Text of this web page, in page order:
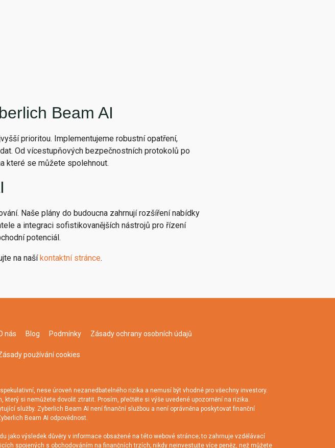
Beam AI
prioritou. Implementujeme robustní opatření,
Od vícestupňových bezpečnostních protokolů po
které se můžete spolehnout.
Naše plány do budoucna zahrnují rozšíření nabídky
a integraci sofistikovanějších nástrojů pro řízení
potenciál.
na našíkontaktní stránce.
nás Blog Podmínky Zásady ochrany osobních údajů
používání cookies
nese úroveň nezanedbatelného rizika a nemusí být vhodné pro všechny investory.
si nemůžete dovolit ztratit. Prosím, přečtěte si výše uvedené upozornění na rizika.
služby. Zyberlich Beam AI není finanční službou a není oprávněna poskytovat finanční
Beam AI odpovědnost.
jako výsledek důvěry v informace obsažené na této webové stránce; to zahrnuje vzdělávací
spojených s obchodováním na finančních trzích; nikdy neinvestujte více peněz, než můžete